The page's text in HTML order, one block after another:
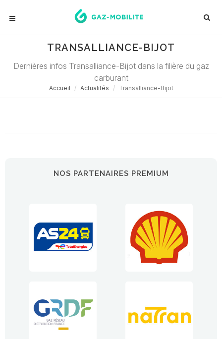
TRANSALLIANCE-BIJOT
Dernières infos Transalliance-Bijot dans la filière du gaz
carburant
Accueil Actualités Transalliance-Bijot
NOS PARTENAIRES PREMIUM